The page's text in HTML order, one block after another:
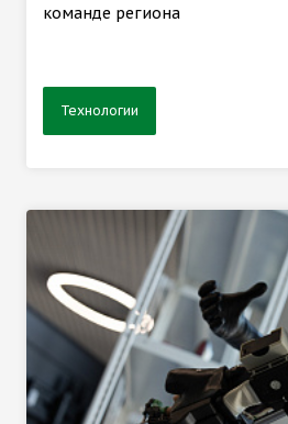
команде региона
Технологии